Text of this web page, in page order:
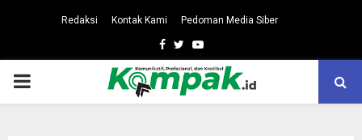
Redaksi Kontak Kami Pedoman Media Siber
Facebook
TwitterYoutube
PRIMARY